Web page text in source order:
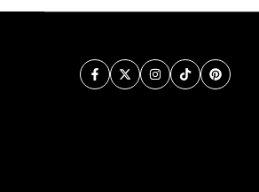
Facebook
TwitterInstagram
TikTokPinterest